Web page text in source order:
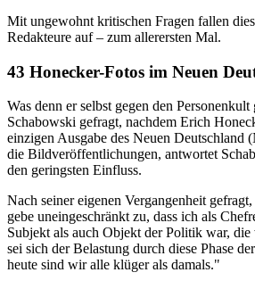
Mit ungewohnt kritischen Fragen fallen
Redakteure auf – zum allerersten Mal.
43 Honecker-Fotos im Neuen
Was denn er selbst gegen den
Schabowski gefragt, nachdem Erich
einzigen Ausgabe des Neuen Deutschland
die Bildveröffentlichungen, antwortet
den geringsten Einfluss.
Nach seiner eigenen Vergangenheit
gebe uneingeschränkt zu, dass ich als
Subjekt als auch Objekt der Politik war,
sei sich der Belastung durch diese Phase
heute sind wir alle klüger als damals."